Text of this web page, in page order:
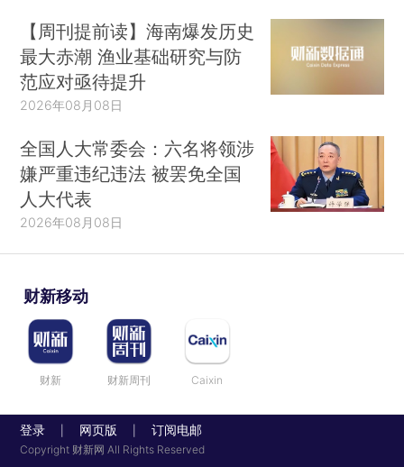
【周刊提前读】海南爆发历史
最大赤潮 渔业基础研究与防
范应对亟待提升
2026年08月08日
全国人大常委会：六名将领涉
嫌严重违纪违法 被罢免全国
人大代表
2026年08月08日
财新移动
财新 财新周刊 Caixin
登录 网页版 订阅电邮
Copyright 财新网 All Rights Reserved